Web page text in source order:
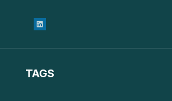
TAGS